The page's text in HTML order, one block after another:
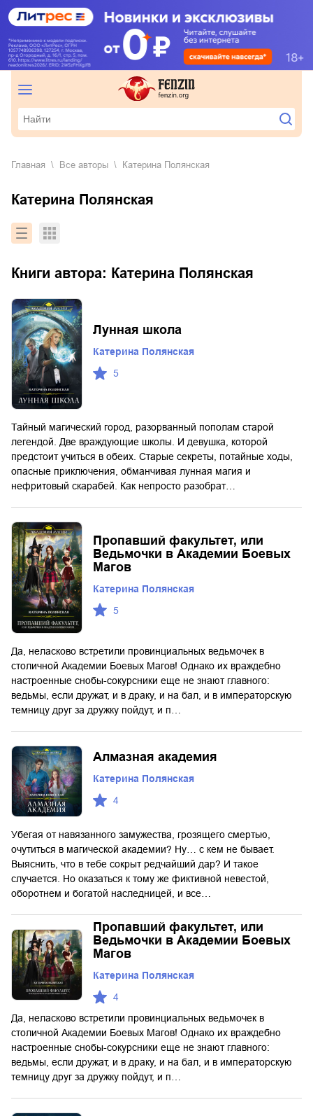
Главная Все авторы Катерина Полянская
Катерина Полянская
Книги автора: Катерина Полянская
Лунная школа
Катерина Полянская
5
Тайный магический город, разорванный пополам старой
легендой. Две враждующие школы. И девушка, которой
предстоит учиться в обеих. Старые секреты, потайные ходы,
опасные приключения, обманчивая лунная магия и
нефритовый скарабей. Как непросто разобрат…
Пропавший факультет, или
Ведьмочки в Академии Боевых
Магов
Катерина Полянская
5
Да, неласково встретили провинциальных ведьмочек в
столичной Академии Боевых Магов! Однако их враждебно
настроенные снобы-сокурсники еще не знают главного:
ведьмы, если дружат, и в драку, и на бал, и в императорскую
темницу друг за дружку пойдут, и п…
Алмазная академия
Катерина Полянская
4
Убегая от навязанного замужества, грозящего смертью,
очутиться в магической академии? Ну… с кем не бывает.
Выяснить, что в тебе сокрыт редчайший дар? И такое
случается. Но оказаться к тому же фиктивной невестой,
оборотнем и богатой наследницей, и все…
Пропавший факультет, или
Ведьмочки в Академии Боевых
Магов
Катерина Полянская
4
Да, неласково встретили провинциальных ведьмочек в
столичной Академии Боевых Магов! Однако их враждебно
настроенные снобы-сокурсники еще не знают главного:
ведьмы, если дружат, и в драку, и на бал, и в императорскую
темницу друг за дружку пойдут, и п…
Катерина Полянская - список всех книг автора скачать или